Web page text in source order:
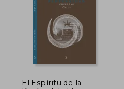
El Espíritu de la